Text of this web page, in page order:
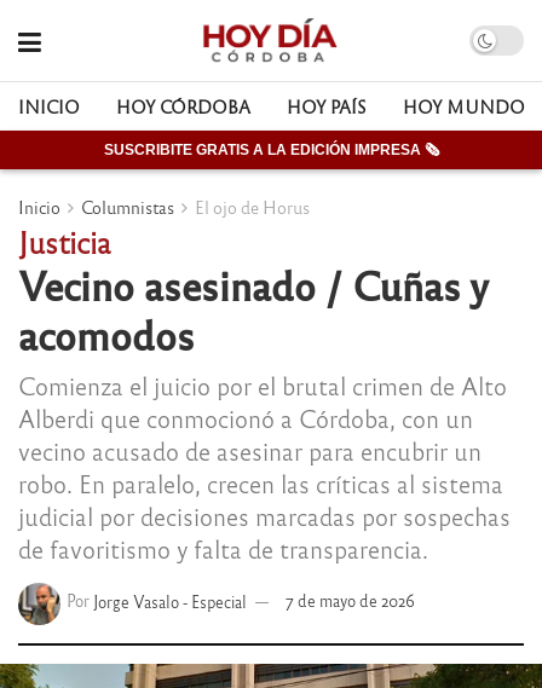
INICIO HOY CÓRDOBA HOY PAÍS HOY MUNDO
SUSCRIBITE GRATIS A LA EDICIÓN IMPRESA 🗞
Inicio Columnistas El ojo de Horus
Justicia
Vecino asesinado / Cuñas y
acomodos
Comienza el juicio por el brutal crimen de Alto
Alberdi que conmocionó a Córdoba, con un
vecino acusado de asesinar para encubrir un
robo. En paralelo, crecen las críticas al sistema
judicial por decisiones marcadas por sospechas
de favoritismo y falta de transparencia.
Por Jorge Vasalo - Especial 7 de mayo de 2026